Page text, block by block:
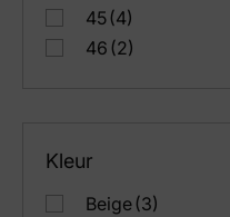
45(4)
46 (2)
Kleur
Beige(3)